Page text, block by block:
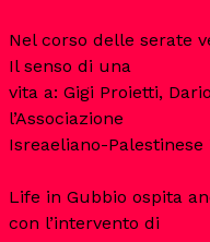
Nel corso delle serate
Il senso di una
vita a: Gigi Proietti,
l’Associazione
Isreaeliano-
Life in Gubbio ospita
con l’intervento di